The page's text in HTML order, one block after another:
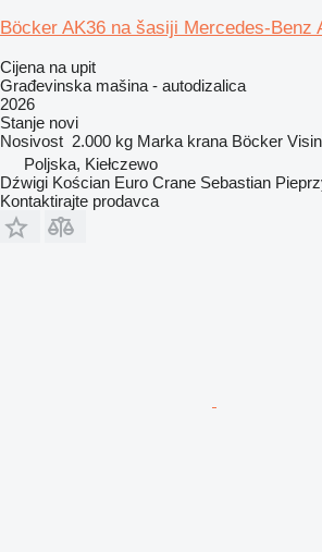
Böcker AK36 na šasiji Mercedes-Benz
Cijena na upit
Građevinska mašina - autodizalica
2026
Stanje novi
Nosivost 2.000 kg Marka krana Böcker
Poljska, Kiełczewo
Dźwigi Kościan Euro Crane Sebastian
Kontaktirajte prodavca